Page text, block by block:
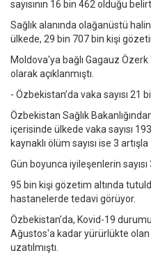
sayısının 16 bin 462 olduğu
Sağlık alanında olağanüstü
ülkede, 29 bin 707 bin kişi
Moldova'ya bağlı Gagauz Özerk
olarak açıklanmıştı.
- Özbekistan’da vaka sayısı 21
Özbekistan Sağlık
içerisinde ülkede vaka sayısı
kaynaklı ölüm sayısı ise 3
Gün boyunca iyileşenlerin
95 bin kişi gözetim altında
hastanelerde tedavi görüyor.
Özbekistan’da, Kovid-19
Ağustos'a kadar yürürlükte
uzatılmıştı.